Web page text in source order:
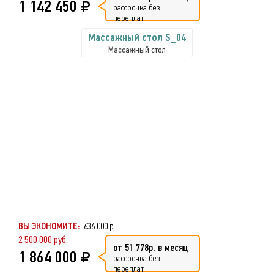
1 142 450
рассрочка без
переплат
Массажный стол S_04
Массажный стол
ВЫ ЭКОНОМИТЕ: 636 000 р.
2 500 000 руб.
1 864 000 от 51 778р. в месяц
рассрочка без
переплат